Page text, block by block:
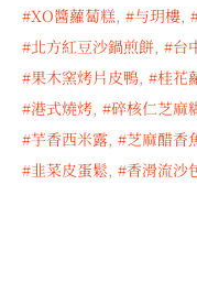
XO醬蘿蔔糕, 与玥樓,
北方紅豆沙鍋煎餅, 台
果木窯烤片皮鴨, 桂花
港式燒烤, 碎核仁芝麻
芋香西米露, 芝麻醋香
韭菜皮蛋鬆, 香滑流沙